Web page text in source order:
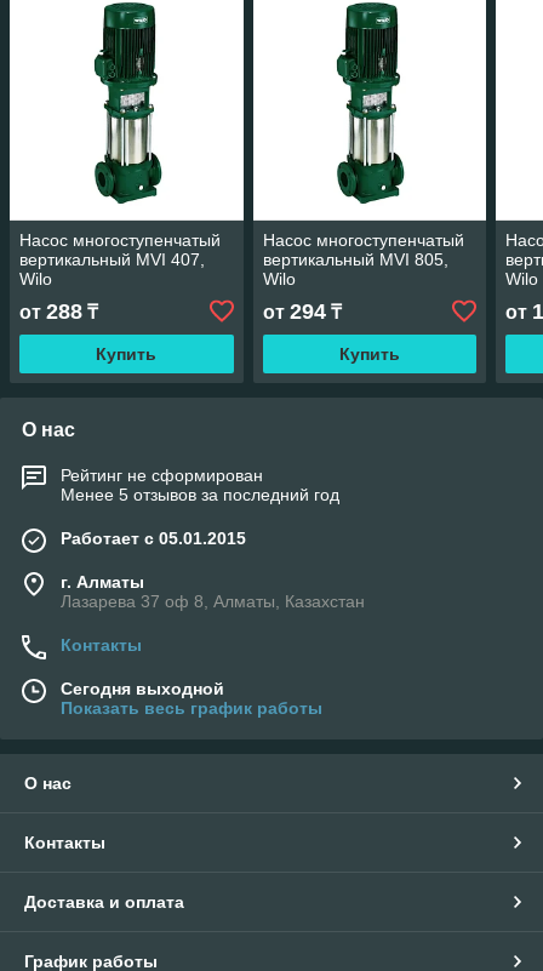
Насос многоступенчатый
вертикальный MVI 407,
Wilo
от 288 ₸
Купить
Насос многоступенчатый
вертикальный MVI 805,
Wilo
от 294₸
Купить
Wilo
от
О нас
Рейтинг не сформирован
Менее 5 отзывов за последний год
Работает с 05.01.2015
г. Алматы
Лазарева 37 оф 8, Алматы, Казахстан
Контакты
Сегодня выходной
Показать весь график работы
О нас
Контакты
Доставка и оплата
График работы